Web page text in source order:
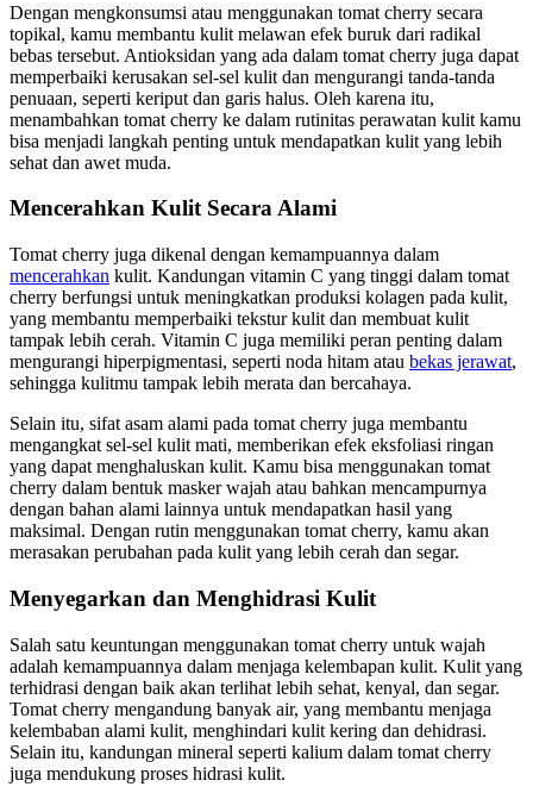
Dengan mengkonsumsi atau menggunakan tomat cherry secara
topikal, kamu membantu kulit melawan efek buruk dari radikal
bebas tersebut. Antioksidan yang ada dalam tomat cherry juga dapat
memperbaiki kerusakan sel-sel kulit dan mengurangi tanda-tanda
penuaan, seperti keriput dan garis halus. Oleh karena itu,
menambahkan tomat cherry ke dalam rutinitas perawatan kulit kamu
bisa menjadi langkah penting untuk mendapatkan kulit yang lebih
sehat dan awet muda.
Mencerahkan Kulit Secara Alami
Tomat cherry juga dikenal dengan kemampuannya dalam
mencerahkan kulit. Kandungan vitamin C yang tinggi dalam tomat
cherry berfungsi untuk meningkatkan produksi kolagen pada kulit,
yang membantu memperbaiki tekstur kulit dan membuat kulit
tampak lebih cerah. Vitamin C juga memiliki peran penting dalam
mengurangi hiperpigmentasi, seperti noda hitam atau bekas jerawat,
sehingga kulitmu tampak lebih merata dan bercahaya.
Selain itu, sifat asam alami pada tomat cherry juga membantu
mengangkat sel-sel kulit mati, memberikan efek eksfoliasi ringan
yang dapat menghaluskan kulit. Kamu bisa menggunakan tomat
cherry dalam bentuk masker wajah atau bahkan mencampurnya
dengan bahan alami lainnya untuk mendapatkan hasil yang
maksimal. Dengan rutin menggunakan tomat cherry, kamu akan
merasakan perubahan pada kulit yang lebih cerah dan segar.
Menyegarkan dan Menghidrasi Kulit
Salah satu keuntungan menggunakan tomat cherry untuk wajah
adalah kemampuannya dalam menjaga kelembapan kulit. Kulit yang
terhidrasi dengan baik akan terlihat lebih sehat, kenyal, dan segar.
Tomat cherry mengandung banyak air, yang membantu menjaga
kelembaban alami kulit, menghindari kulit kering dan dehidrasi.
Selain itu, kandungan mineral seperti kalium dalam tomat cherry
juga mendukung proses hidrasi kulit.